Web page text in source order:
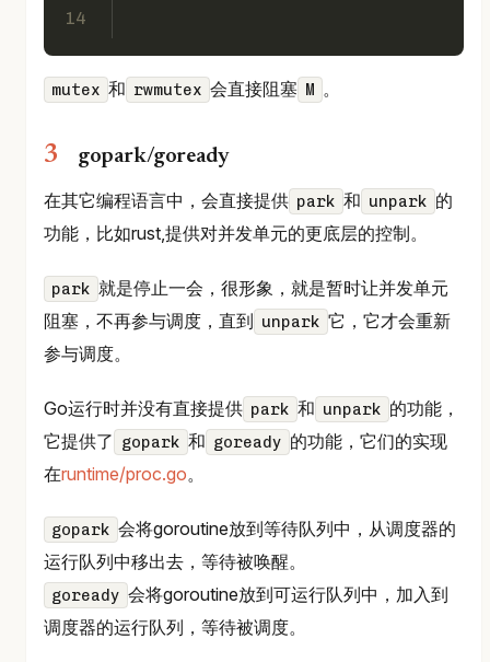
14
mutex 和 rwmutex 会直接阻塞 M 。
gopark/goready
在其它编程语言中，会直接提供 park 和 unpark 的
功能，比如rust,提供对并发单元的更底层的控制。
park 就是停止一会，很形象，就是暂时让并发单元
阻塞，不再参与调度，直到 unpark 它，它才会重新
参与调度。
Go运行时并没有直接提供 park 和 unpark 的功能，
它提供了 gopark 和 goready 的功能，它们的实现
在runtime/proc.go。
gopark 会将goroutine放到等待队列中，从调度器的
运行队列中移出去，等待被唤醒。
goready 会将goroutine放到可运行队列中，加入到
调度器的运行队列，等待被调度。